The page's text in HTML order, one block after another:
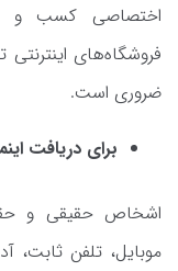
اختصاصی کسب و
فروشگاه‌های اینترنتی
ضروری است.
برای دریافت
اشخاص حقیقی و
موبایل، تلفن ثابت،